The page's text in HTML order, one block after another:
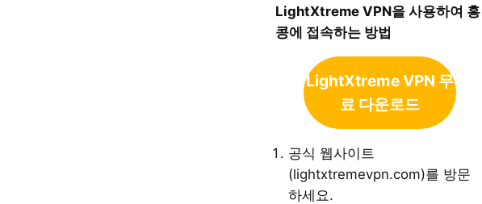
LightXtreme VPN을 사용하여 홍
콩에 접속하는 방법
LightXtreme VPN 무
료 다운로드
공식 웹사이트
(lightxtremevpn.com)를 방문
하세요.